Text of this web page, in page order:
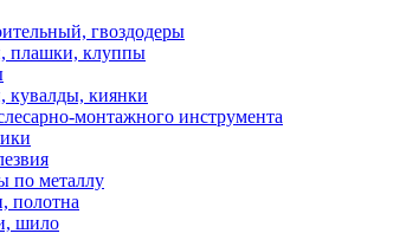
гвоздодеры
плашки, клуппы
кувалды, киянки
монтажного инструмента
по металлу
полотна
шило